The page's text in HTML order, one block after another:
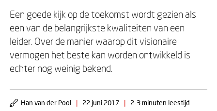
Een goede kijk op de toekomst wordt gezien als
een van de belangrijkste kwaliteiten van een
leider. Over de manier waarop dit visionaire
vermogen het beste kan worden ontwikkeld is
echter nog weinig bekend.
Han van der Pool | 22 juni 2017 | 2-3 minuten leestijd